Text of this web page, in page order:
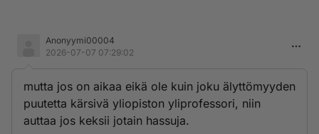
Anonyymi00004
2026-07-07 07:29:02
mutta jos on aikaa eikä ole kuin joku älyttömyyden
puutetta kärsivä yliopiston yliprofessori, niin
auttaa jos keksii jotain hassuja.